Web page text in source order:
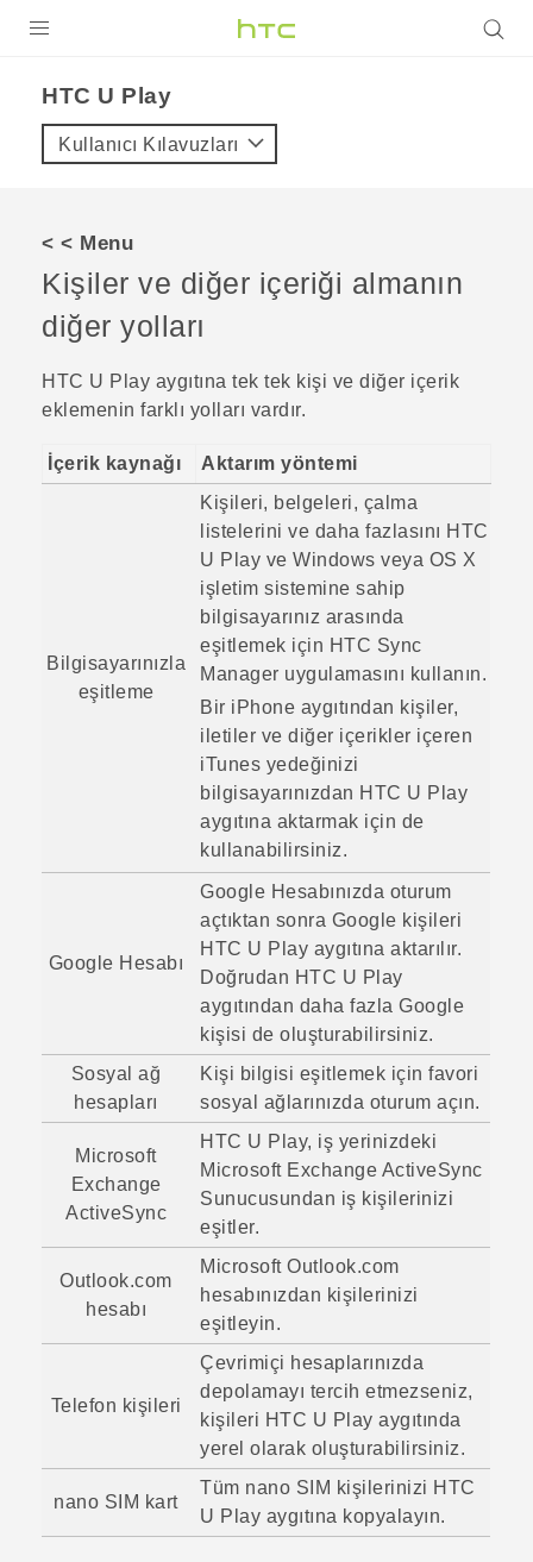
VIVE
VIVERSE
DESTEK
HTC U Play‎
Kullanıcı Kılavuzları
< < Menu
Kişiler ve diğer içeriği almanın
diğer yolları
HTC U Play aygıtına tek tek kişi ve diğer içerik
eklemenin farklı yolları vardır.
İçerik kaynağı Aktarım yöntemi
Bilgisayarınızla
eşitleme
Kişileri, belgeleri, çalma
listelerini ve daha fazlasını HTC
U Play ve Windows veya OS X
işletim sistemine sahip
bilgisayarınız arasında
eşitlemek için HTC Sync
Manager uygulamasını kullanın.
Bir iPhone aygıtından kişiler,
iletiler ve diğer içerikler içeren
iTunes yedeğinizi
bilgisayarınızdan HTC U Play
aygıtına aktarmak için de
kullanabilirsiniz.
Google Hesabı
Google Hesabınızda oturum
açtıktan sonra Google kişileri
HTC U Play aygıtına aktarılır.
Doğrudan HTC U Play
aygıtından daha fazla Google
kişisi de oluşturabilirsiniz.
Sosyal ağ
hesapları
Kişi bilgisi eşitlemek için favori
sosyal ağlarınızda oturum açın.
Microsoft
Exchange
ActiveSync
HTC U Play, iş yerinizdeki
MicrosoftExchange ActiveSync
Sunucusundan iş kişilerinizi
eşitler.
Outlook.com
hesabı
MicrosoftOutlook.com
hesabınızdan kişilerinizi
eşitleyin.
Telefon kişileri
Çevrimiçi hesaplarınızda
depolamayı tercih etmezseniz,
kişileri HTC U Play aygıtında
yerel olarak oluşturabilirsiniz.
nano SIM kart
Tüm nano SIM kişilerinizi HTC
U Play aygıtına kopyalayın.